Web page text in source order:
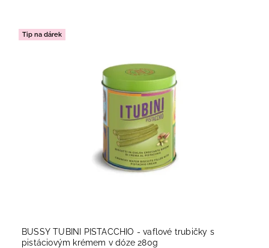
Tip na dárek
BUSSY TUBINI PISTACCHIO - vaflové trubičky s
pistáciovým krémem v dóze 280g